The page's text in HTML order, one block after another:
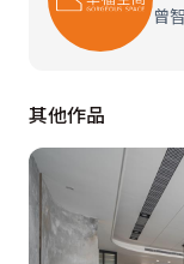
曾
其他作品